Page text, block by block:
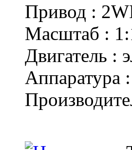
Привод :
Масштаб :
Двигатель :
Аппаратура